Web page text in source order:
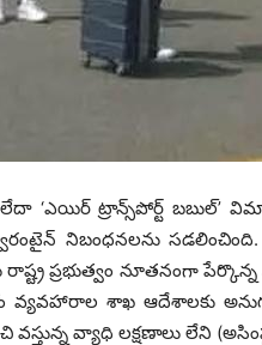
‘ఎయిర్ ట్రాన్స్‌పోర్ట్ బబుల్’
నిబంధనలను
ప్రభుత్వం నూతనంగా
వ్యవహారాల శాఖ ఆదేశాలకు
వస్తున్న వ్యాధి లక్షణాలు లేని